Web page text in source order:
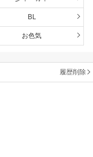
BL
お色気
履歴削除